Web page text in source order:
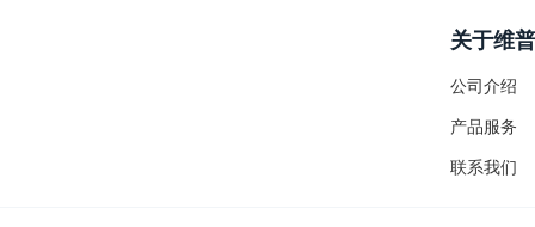
关于维普
公司介绍
产品服务
联系我们